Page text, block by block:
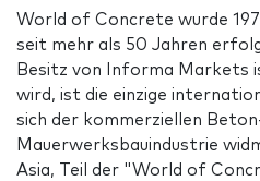
World of Concrete wurde
seit mehr als 50 Jahren
Besitz von Informa Markets
wird, ist die einzige
sich der kommerziellen
Mauerwerksbauindustrie
Asia, Teil der "World of